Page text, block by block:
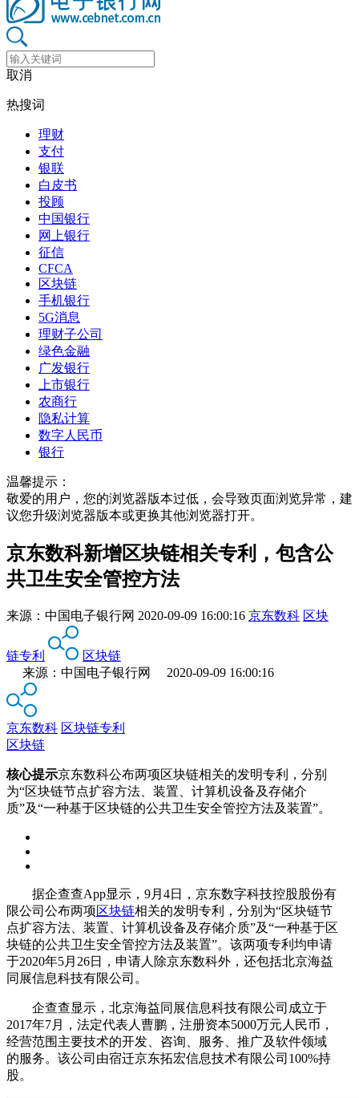
取消
热搜词
理财
支付
银联
白皮书
投顾
中国银行
网上银行
征信
CFCA
区块链
手机银行
5G消息
理财子公司
绿色金融
广发银行
上市银行
农商行
隐私计算
数字人民币
银行
温馨提示：
敬爱的用户，您的浏览器版本过低，会导致页面浏览异常，建
议您升级浏览器版本或更换其他浏览器打开。
京东数科新增区块链相关专利，包含公
共卫生安全管控方法
来源： 中国电子银行网 2020-09-09 16:00:16 京东数科 区块
链专利
区块链
来源：中国电子银行网 2020-09-09 16:00:16
京东数科 区块链专利
区块链
核心提示京东数科公布两项区块链相关的发明专利，分别
为“区块链节点扩容方法、装置、计算机设备及存储介
质”及“一种基于区块链的公共卫生安全管控方法及装置”。
据企查查App显示 ， 9月4日，京东数字科技控股股份有
限公司公布两项区块链相关的发明专利，分别为“区块链节
点扩容方法、装置、计算机设备及存储介质”及“一种基于区
块链的公共卫生安全管控方法及装置”。该两项专利均申请
于2020年5月26日，申请人除京东数科外，还包括北京海益
同展信息科技有限公司。
企查查显示，北京海益同展信息科技有限公司成立于
2017年7月，法定代表人曹鹏，注册资本5000万元人民币，
经营范围主要技术的开发、咨询、服务、推广及软件领域
的服务。该公司由宿迁京东拓宏信息技术有限公司100%持
股。